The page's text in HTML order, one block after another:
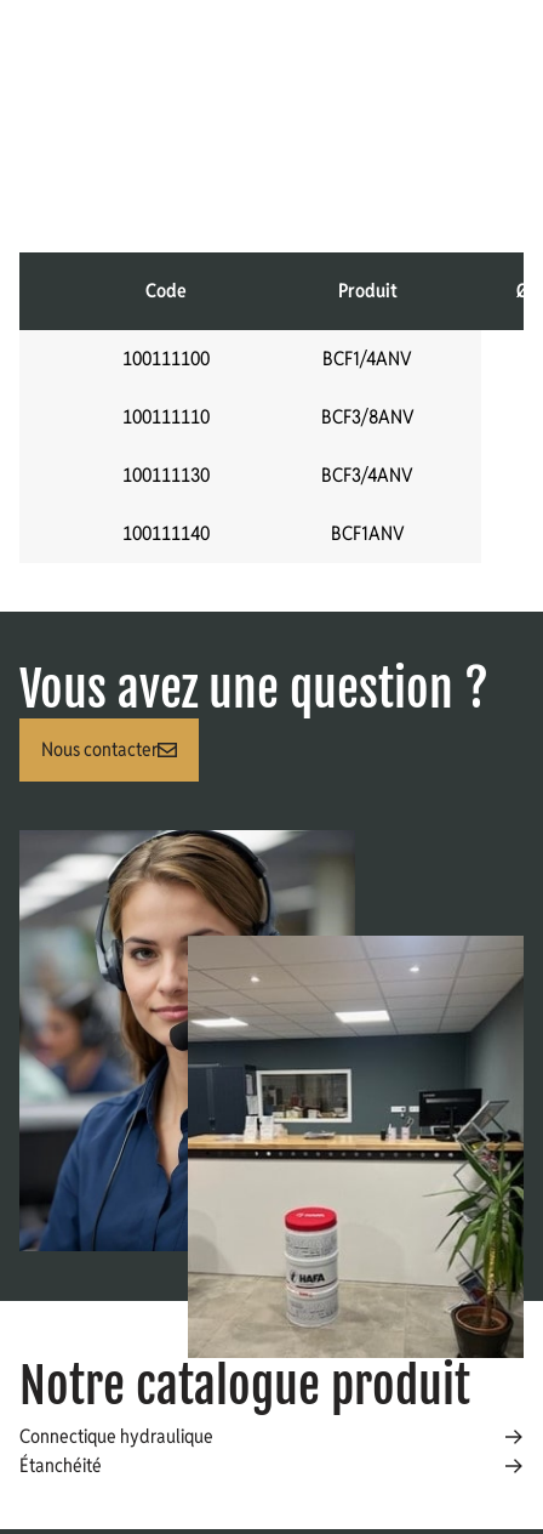
Code Produit Ø
100111100 BCF1/4ANV
100111110 BCF3/8ANV
100111130 BCF3/4ANV
100111140 BCF1ANV
Vous avez une question ?
Nous contacter
Notre catalogue produit
Connectique hydraulique
Étanchéité